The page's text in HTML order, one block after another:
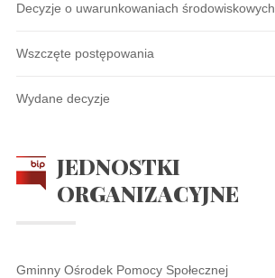
Decyzje o uwarunkowaniach środowiskowych
Wszczęte postępowania
Wydane decyzje
JEDNOSTKI
ORGANIZACYJNE
Gminny Ośrodek Pomocy Społecznej